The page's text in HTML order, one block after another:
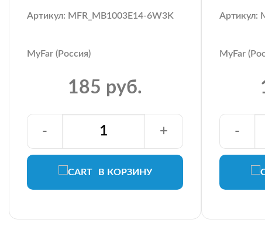
Артикул: MFR_MB1003E14-6W3K
MyFar (Россия)
185 руб.
В КОРЗИНУ
- +
Артикул:
MyFar
-